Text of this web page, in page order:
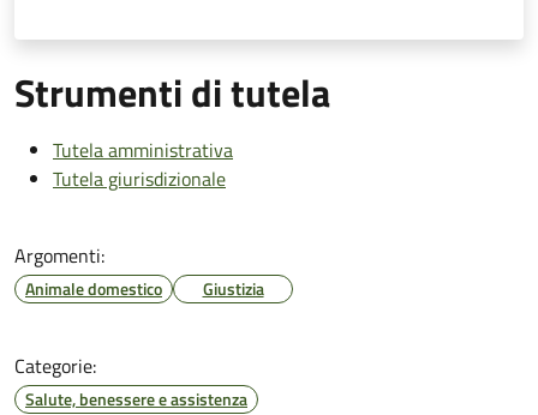
Strumenti di tutela
Tutela amministrativa
Tutela giurisdizionale
Argomenti:
Animale domestico Giustizia
Categorie:
Salute, benessere e assistenza